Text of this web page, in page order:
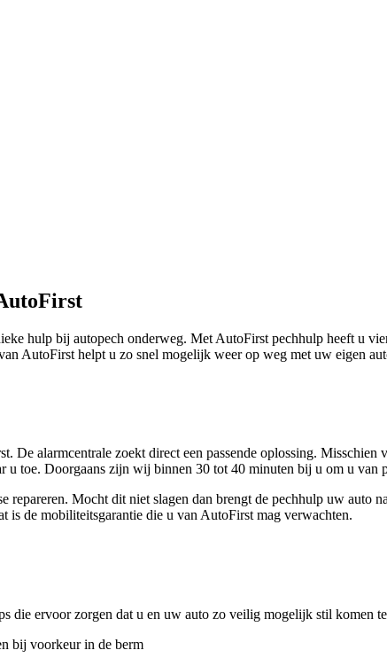
hulp bij autopech onderweg. Met AutoFirst pechhulp heeft u
AutoFirst helpt u zo snel mogelijk weer op weg met uw eigen
De alarmcentrale zoekt direct een passende oplossing.
u toe. Doorgaans zijn wij binnen 30 tot 40 minuten bij u om u van
repareren. Mocht dit niet slagen dan brengt de pechhulp uw auto
is de mobiliteitsgarantie die u van AutoFirst mag verwachten.
die ervoor zorgen dat u en uw auto zo veilig mogelijk stil komen te
bij voorkeur in de berm